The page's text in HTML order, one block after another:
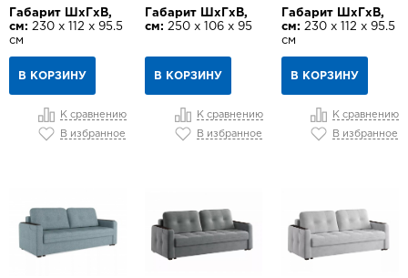
Габарит ШхГхВ,
см: 230 х 112 х 95.5
см
В КОРЗИНУ
К сравнению
В избранное
Габарит ШхГхВ,
см: 250 х 106 х 95
В КОРЗИНУ
К сравнению
В избранное
Габарит ШхГхВ,
см: 230 х 112 х 95.5
см
В КОРЗИНУ
К сравнению
В избранное